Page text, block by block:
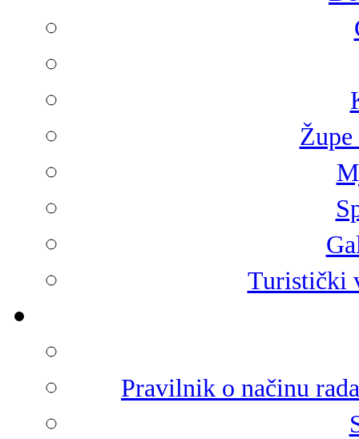
Turistički
Pravilnik o načinu